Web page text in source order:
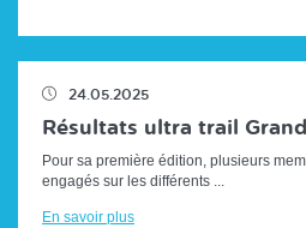
24.05.2025
Résultats ultra trail
Pour sa première édition, plusieurs
engagés sur les différents ...
En savoir plus